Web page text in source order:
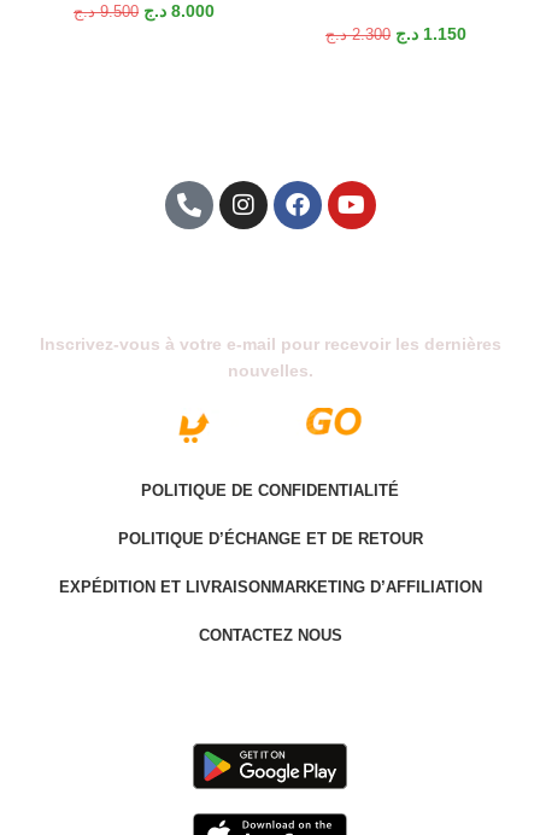
9.500 د.ج 8.000 د.ج
2.300 د.ج 1.150 د.ج
Inscrivez-vous à votre e-mail pour recevoir les dernières
nouvelles.
POLITIQUE DE CONFIDENTIALITÉ
POLITIQUE D’ÉCHANGE ET DE RETOUR
EXPÉDITION ET LIVRAISON MARKETING D’AFFILIATION
CONTACTEZ NOUS